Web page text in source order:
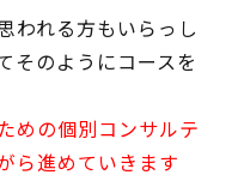
われる方もいらっし
そのようにコースを
めの個別コンサルテ
ら進めていきます